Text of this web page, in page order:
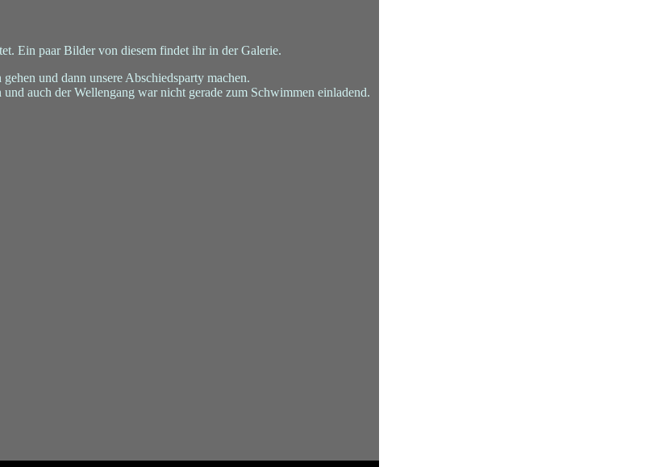
Ein paar Bilder von diesem findet ihr in der Galerie.
und dann unsere Abschiedsparty machen.
auch der Wellengang war nicht gerade zum Schwimmen einladend.